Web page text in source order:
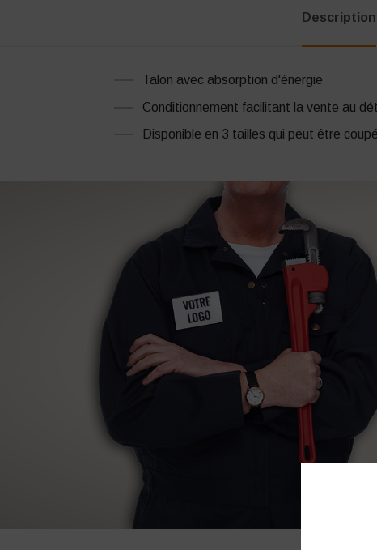
Description
Talon avec absorption d'énergie
Conditionnement facilitant la vente au
Disponible en 3 tailles qui peut être